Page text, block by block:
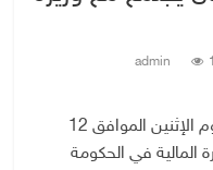
admin
الإثنین الموافق
المالية في الحكومة